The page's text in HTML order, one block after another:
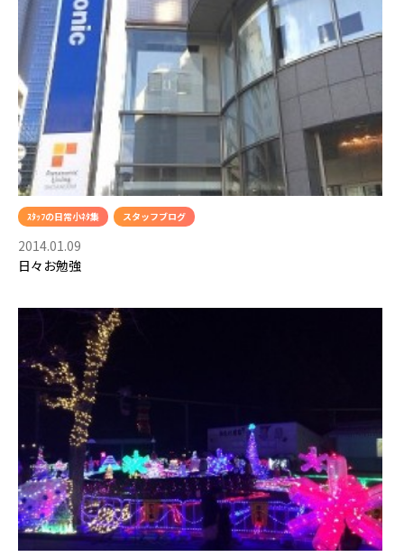
ｽﾀｯﾌの日常小ﾈﾀ集 スタッフブログ
2014.01.09
日々お勉強